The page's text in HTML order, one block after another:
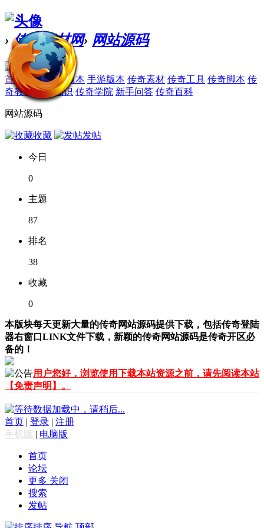
› 传奇素材网› 网站源码
首页 论坛 传奇版本 手游版本 传奇素材 传奇工具 传奇脚本 传
奇教程 引擎知识 传奇学院 新手问答 传奇百科
网站源码
收藏 发帖
今日
0
主题
87
排名
38
收藏
0
本版块每天更新大量的传奇网站源码提供下载，包括传奇登陆
器右窗口LINK文件下载，新颖的传奇网站源码是传奇开区必
备的！
用户您好，浏览使用下载本站资源之前，请先阅读本站
【免责声明】。
数据加载中，请稍后...
首页 | 登录 | 注册
手机版 | 电脑版
首页
论坛
更多 关闭
搜索
发帖